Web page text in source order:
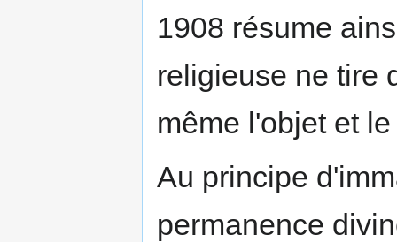
1908 résume
religieuse ne tire
même l'objet et
Au principe
permanence